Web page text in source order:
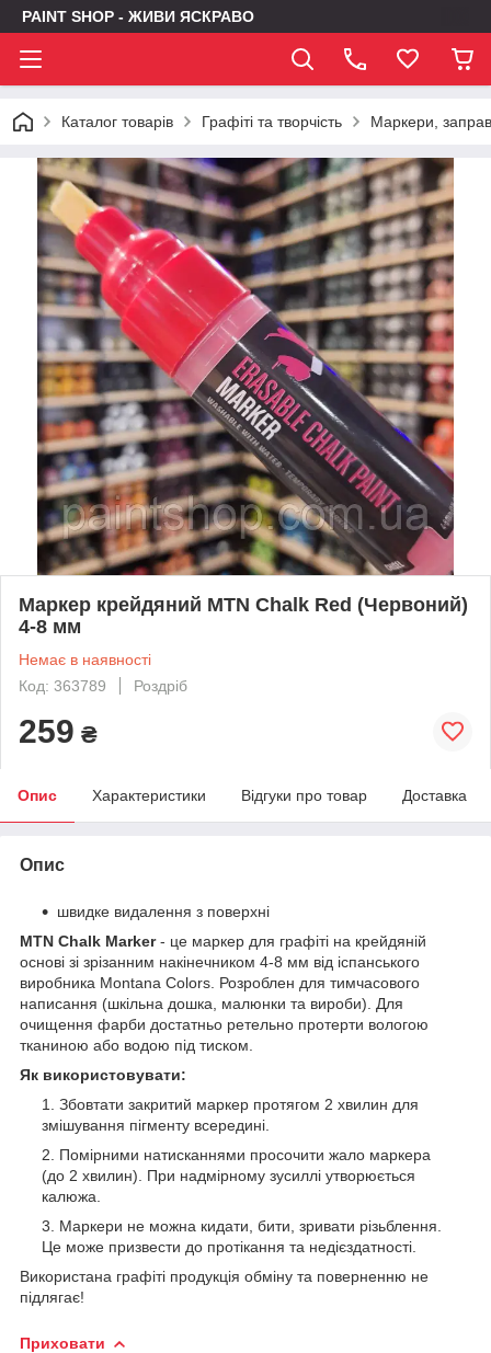
PAINT SHOP - ЖИВИ ЯСКРАВО
Каталог товарів Графіті та творчість Маркери,
Маркер крейдяний MTN Chalk Red (Червоний)
4-8 мм
Немає в наявності
Код: 363789
Роздріб
259 ₴
Опис Характеристики Відгуки про товар Доставка
Опис
швидке видалення з поверхні
MTN Chalk Marker- це маркер для графіті на крейдяній
основі зі зрізанним накінечником 4-8 мм від іспанського
виробника Montana Colors. Розроблен для тимчасового
написання (шкільна дошка, малюнки та вироби). Для
очищення фарби достатньо ретельно протерти вологою
тканиною або водою під тиском.
Як використовувати:
Збовтати закритий маркер протягом 2 хвилин для
змішування пігменту всередині.
Помірними натисканнями просочити жало маркера
(до 2 хвилин). При надмірному зусиллі утворюється
калюжа.
Маркери не можна кидати, бити, зривати різьблення.
Це може призвести до протікання та недієздатності.
Використана графіті продукція обміну та поверненню не
підлягає!
Приховати